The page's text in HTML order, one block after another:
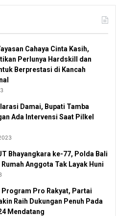
Cahaya Cinta Kasih,
Perlunya Hardskill dan
Berprestasi di Kancah
Damai, Bupati Tamba
Ada Intervensi Saat Pilkel
Bhayangkara ke-77, Polda Bali
Rumah Anggota Tak Layak Huni
Program Pro Rakyat, Partai
Raih Dukungan Penuh Pada
Mendatang